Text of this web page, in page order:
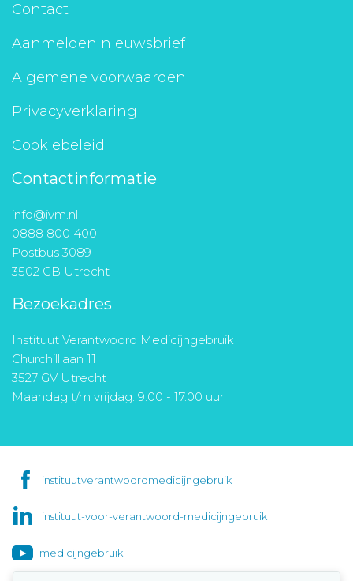
Contact
Aanmelden nieuwsbrief
Algemene voorwaarden
Privacyverklaring
Cookiebeleid
Contactinformatie
info@ivm.nl
0888 800 400
Postbus 3089
3502 GB Utrecht
Bezoekadres
Instituut Verantwoord Medicijngebruik
Churchilllaan 11
3527 GV Utrecht
Maandag t/m vrijdag: 9.00 - 17.00 uur
instituutverantwoordmedicijngebruik
instituut-voor-verantwoord-medicijngebruik
medicijngebruik